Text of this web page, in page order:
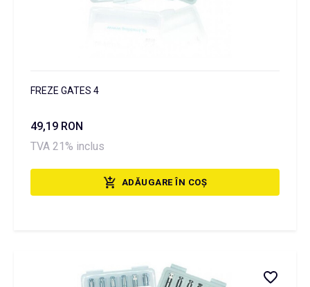
FREZE GATES 4
49,19 RON
TVA 21% inclus
ADĂUGARE ÎN COȘ